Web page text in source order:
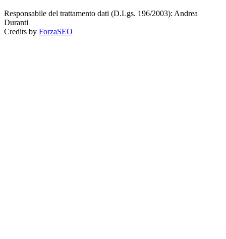
Responsabile del trattamento dati (D.Lgs. 196/2003): Andrea
Duranti
Credits by ForzaSEO